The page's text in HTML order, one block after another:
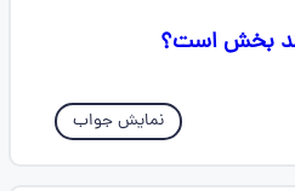
بخش است؟
نمایش جواب